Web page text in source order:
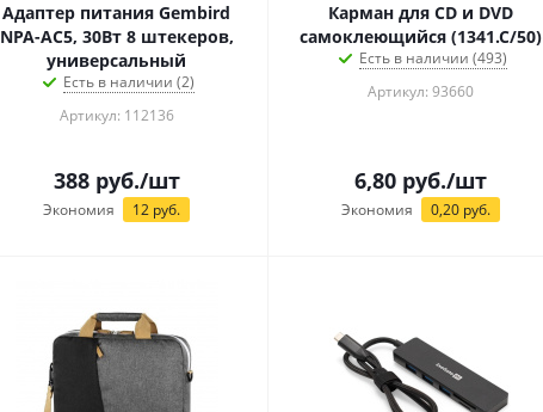
Адаптер питания Gembird
NPA-AC5, 30Вт 8 штекеров,
универсальный
Есть в наличии (2)
Артикул: 112136
388руб./шт
Экономия 12 руб.
Карман для CD и DVD
самоклеющийся (1341.С/50)
Есть в наличии (493)
Артикул: 93660
6,80 руб./шт
Экономия 0,20 руб.